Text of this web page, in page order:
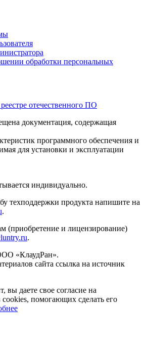
обработки персональных
отечественного ПО
документация, содержащая
программного обеспечения и
для установки и эксплуатации
индивидуально.
техподдержки продукта напишите на
.
(приобретение и лицензирование)
.
«КлаудРан».
сайта ссылка на источник
вы даете свое согласие на
помогающих сделать его